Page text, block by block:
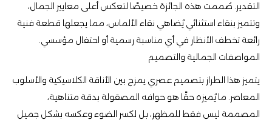
التقدير. صُممت هذه الجائزة خصيصًا لتعكس أعلى معايير الجمال،
وتتميز بنقاء استثنائي يُضاهي نقاء الألماس، مما يجعلها قطعة فنية
رائعة تخطف الأنظار في أي مناسبة رسمية أو احتفال مؤسسي.
المواصفات الجمالية والتصميم
يتميز هذا الطراز بتصميم عصري يمزج بين الأناقة الكلاسيكية والأسلوب
المعاصر. ما يُميزه حقًا هو حوافه المصقولة بدقة متناهية،
المصممة ليس فقط للمظهر، بل لكسر الضوء وعكسه بشكل جميل